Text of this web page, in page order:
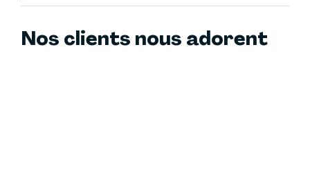
Nos clients nous adorent